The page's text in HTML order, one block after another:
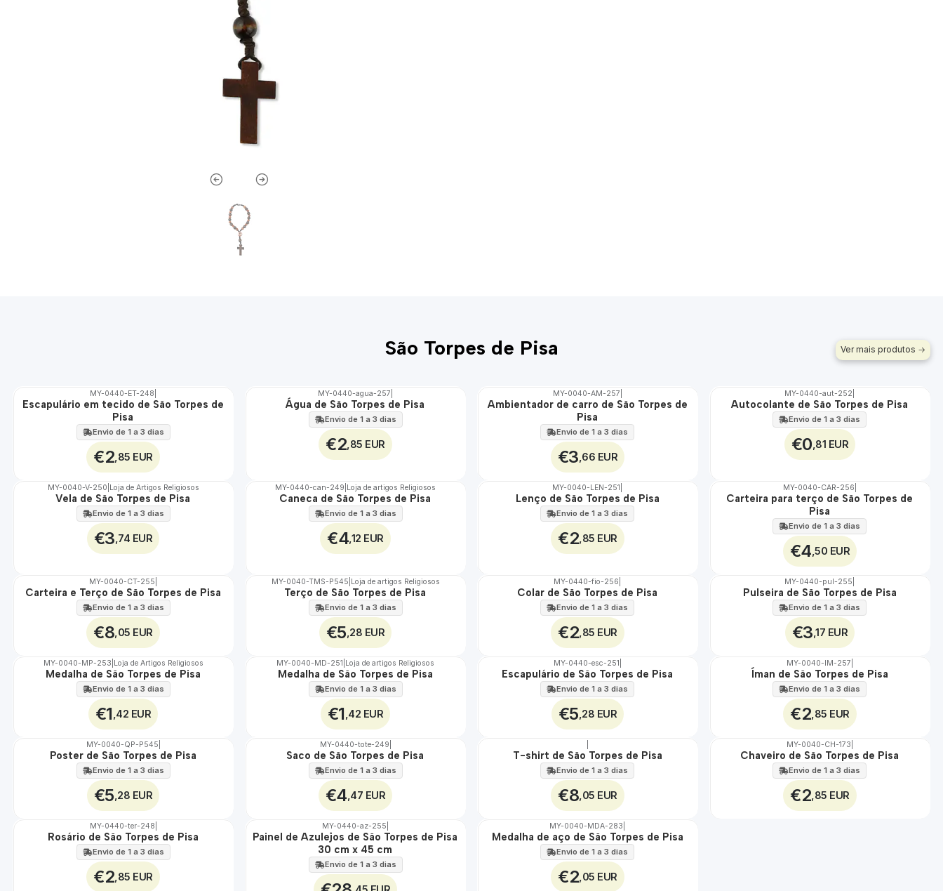
São Torpes de Pisa Ver mais produtos
🇵🇹
MY-0440-ET-248
Escapulário em tecido de São Torpes de
Pisa
Envio de 1 a 3 dias
€2 ,85 EUR
MY-0440-agua-257
Água de São Torpes de Pisa
Envio de 1 a 3 dias
€2 ,85 EUR
🇵🇹
MY-0040-AM-257
Ambientador de carro de São Torpes de
Pisa
Envio de 1 a 3 dias
€3 ,66 EUR
🇵🇹
MY-0440-aut-252
Autocolante de São Torpes de Pisa
Envio de 1 a 3 dias
€0 ,81 EUR
MY-0040-V-250 Loja de Artigos Religiosos
Vela de São Torpes de Pisa
Envio de 1 a 3 dias
€3 ,74 EUR
MY-0440-can-249 Loja de artigos Religiosos
Caneca de São Torpes de Pisa
Envio de 1 a 3 dias
€4 ,12 EUR
MY-0040-LEN-251
Lenço de São Torpes de Pisa
Envio de 1 a 3 dias
€2 ,85 EUR
🇵🇹
MY-0040-CAR-256
Carteira para terço de São Torpes de
Pisa
Envio de 1 a 3 dias
€4 ,50 EUR
🇵🇹
MY-0040-CT-255
Carteira e Terço de São Torpes de Pisa
Envio de 1 a 3 dias
€8 ,05 EUR
MY-0040-TMS-P545 Loja de artigos Religiosos
Terço de São Torpes de Pisa
Envio de 1 a 3 dias
€5 ,28 EUR
MY-0440-fio-256
Colar de São Torpes de Pisa
Envio de 1 a 3 dias
€2 ,85 EUR
MY-0440-pul-255
Pulseira de São Torpes de Pisa
Envio de 1 a 3 dias
€3 ,17 EUR
MY-0040-MP-253 Loja de Artigos Religiosos
Medalha de São Torpes de Pisa
Envio de 1 a 3 dias
€1 ,42 EUR
MY-0040-MD-251 Loja de artigos Religiosos
Medalha de São Torpes de Pisa
Envio de 1 a 3 dias
€1 ,42 EUR
🇵🇹
MY-0440-esc-251
Escapulário de São Torpes de Pisa
Envio de 1 a 3 dias
€5 ,28 EUR
MY-0040-IM-257
Íman de São Torpes de Pisa
Envio de 1 a 3 dias
€2 ,85 EUR
MY-0040-QP-P545
Poster de São Torpes de Pisa
Envio de 1 a 3 dias
€5 ,28 EUR
MY-0440-tote-249
Saco de São Torpes de Pisa
Envio de 1 a 3 dias
€4 ,47 EUR
T-shirt de São Torpes de Pisa
Envio de 1 a 3 dias
€8 ,05 EUR
🇵🇹
MY-0040-CH-173
Chaveiro de São Torpes de Pisa
Envio de 1 a 3 dias
€2 ,85 EUR
MY-0440-ter-248
Rosário de São Torpes de Pisa
Envio de 1 a 3 dias
€2 ,85 EUR
🇵🇹
MY-0440-az-255
Painel de Azulejos de São Torpes de Pisa
30 cm x 45 cm
Envio de 1 a 3 dias
🇵🇹
MY-0040-MDA-283
Medalha de aço de São Torpes de Pisa
Envio de 1 a 3 dias
€2 ,05 EUR